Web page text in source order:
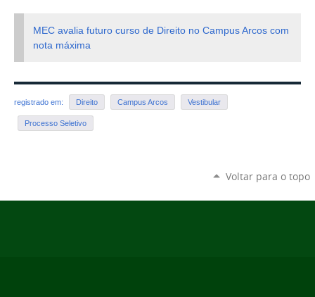
MEC avalia futuro curso de Direito no Campus Arcos com
nota máxima
registrado em: Direito Campus Arcos Vestibular
Processo Seletivo
Voltar para o topo